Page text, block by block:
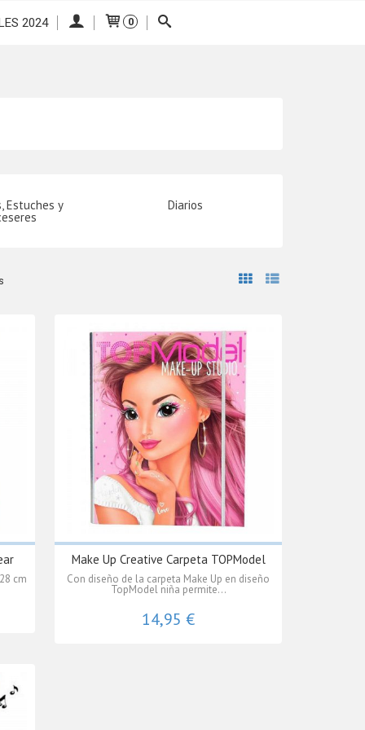
2024 0
Estuches y Diarios
cm
Make Up Creative Carpeta TOPModel
Con diseño de la carpeta Make Up en diseño
TopModel niña permite...
14,95 €